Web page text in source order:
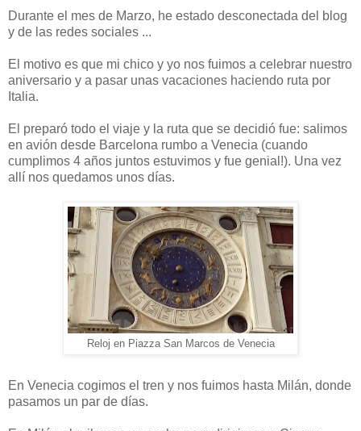
Durante el mes de Marzo, he estado desconectada del blog
y de las redes sociales ...
El motivo es que mi chico y yo nos fuimos a celebrar nuestro
aniversario y a pasar unas vacaciones haciendo ruta por
Italia.
El preparó todo el viaje y la ruta que se decidió fue: salimos
en avión desde Barcelona rumbo a Venecia (cuando
cumplimos 4 años juntos estuvimos y fue genial!). Una vez
allí nos quedamos unos días.
Reloj en Piazza San Marcos de Venecia
En Venecia cogimos el tren y nos fuimos hasta Milán, donde
pasamos un par de días.